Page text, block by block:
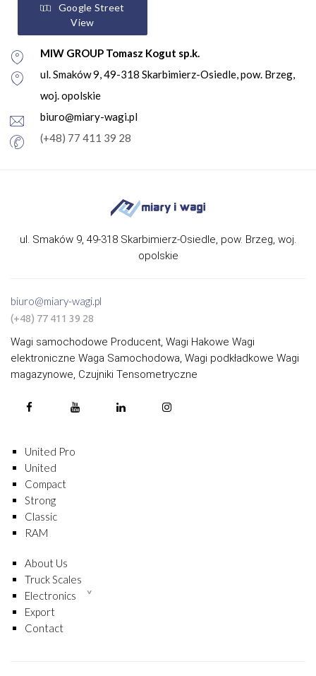
Google Street
View
MIW GROUP Tomasz Kogut sp.k.
ul. Smaków 9, 49-318 Skarbimierz-Osiedle, pow. Brzeg,
woj. opolskie
biuro@miary-wagi.pl
(+48) 77 411 39 28
ul. Smaków 9, 49-318 Skarbimierz-Osiedle, pow. Brzeg, woj.
opolskie
biuro@miary-wagi.pl
(+48) 77 411 39 28
Wagi samochodowe Producent, Wagi Hakowe Wagi
elektroniczne Waga Samochodowa, Wagi podkładkowe Wagi
magazynowe, Czujniki Tensometryczne
United Pro
United
Compact
Strong
Classic
RAM
About Us
Truck Scales
Electronics
Export
Contact